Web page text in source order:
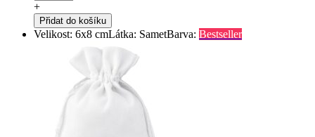
+
Přidat do košíku
Velikost: 6x8 cmLátka: SametBarva: Bestseller